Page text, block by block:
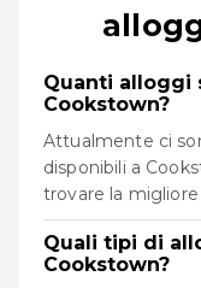
Quanti alloggi
Cookstown?
Attualmente ci
disponibili a
trovare la
Quali tipi di
Cookstown?